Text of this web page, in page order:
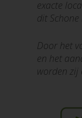
exacte
dit
Door het
en het
worden zij